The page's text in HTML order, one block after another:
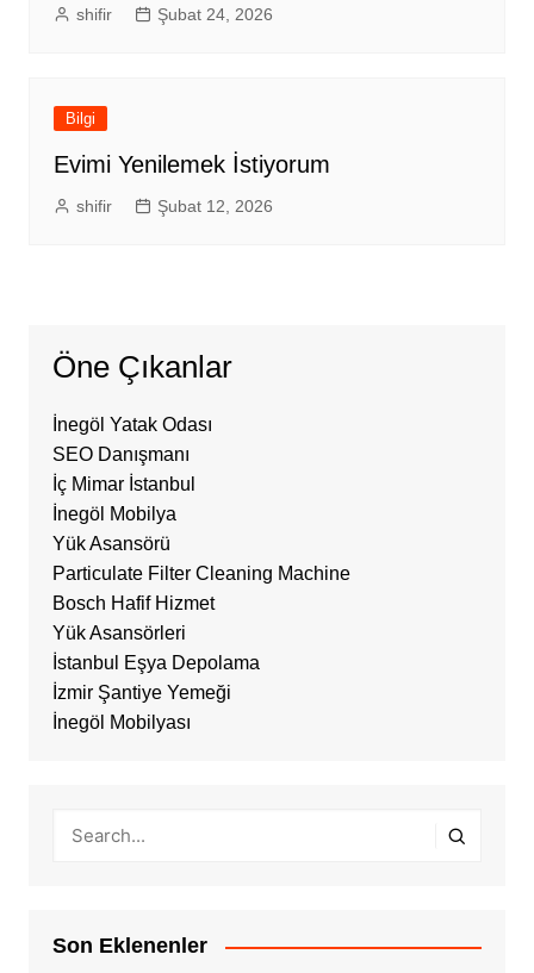
shifir Şubat 24, 2026
Bilgi
Evimi Yenilemek İstiyorum
shifir Şubat 12, 2026
Öne Çıkanlar
İnegöl Yatak Odası
SEO Danışmanı
İç Mimar İstanbul
İnegöl Mobilya
Yük Asansörü
Particulate Filter Cleaning Machine
Bosch Hafif Hizmet
Yük Asansörleri
İstanbul Eşya Depolama
İzmir Şantiye Yemeği
İnegöl Mobilyası
Son Eklenenler